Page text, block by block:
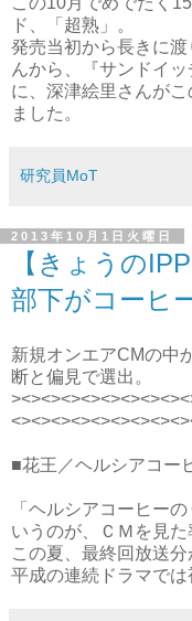
ド、「超熟」。
発売当初から長きに
んから、『サンドイ
に、深津絵里さんが
ました。
研究員MoT
2013年10月1日火曜日
【きょうの
部下がコーヒ
新規オンエアCMの中
断と偏見で選出。
■花王／ヘルシアコー
「ヘルシアコーヒー
いうのが、ＣＭを見た
この夏、最終回放送分
平成の連続ドラマでは